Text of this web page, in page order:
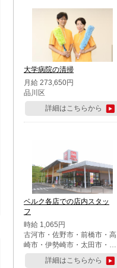
大学病院の清掃
月給 273,650円
品川区
詳細はこちらから
ベルク各店での店内スタッ
フ
時給 1,065円
古河市・佐野市・前橋市・高
崎市・伊勢崎市・太田市・館
林市・藤岡市・大泉町・さい
たま市北区・川越市・熊谷
詳細はこちらから